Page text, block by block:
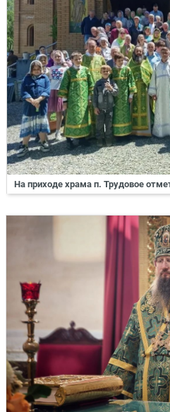
На приходе храма п. Трудовое